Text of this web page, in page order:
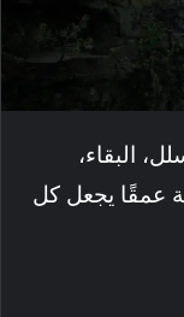
البقاء،
عمقًا يجعل كل